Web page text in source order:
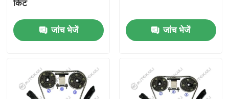
घर
उत्पाद
विडियो
किट
जांच भेजें जांच भेजें